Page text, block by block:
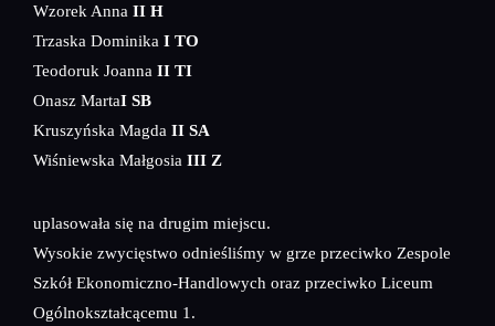
Wzorek Anna II H
Trzaska Dominika I TO
Teodoruk Joanna II TI
Onasz MartaI SB
Kruszyńska Magda II SA
Wiśniewska Małgosia III Z
uplasowała się na drugim miejscu.
Wysokie zwycięstwo odnieśliśmy w grze przeciwko Zespole
Szkół Ekonomiczno-Handlowych oraz przeciwko Liceum
Ogólnokształcącemu 1.